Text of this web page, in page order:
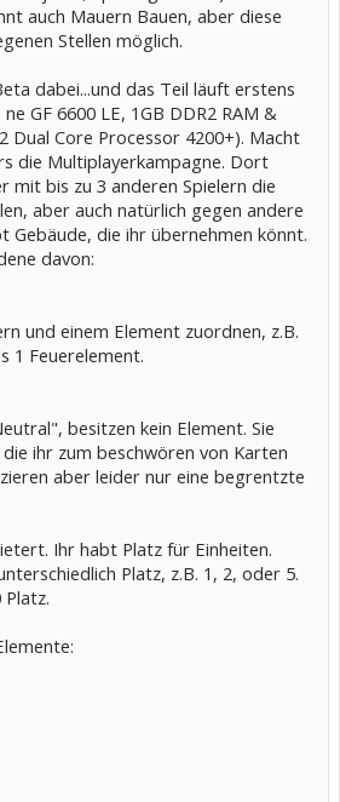
auch Mauern Bauen, aber diese
Stellen möglich.
dabei...und das Teil läuft erstens
GF 6600 LE, 1GB DDR2 RAM &
Dual Core Processor 4200+). Macht
die Multiplayerkampagne. Dort
mit bis zu 3 anderen Spielern die
aber auch natürlich gegen andere
Gebäude, die ihr übernehmen könnt.
davon:
und einem Element zuordnen, z.B.
1 Feuerelement.
besitzen kein Element. Sie
ihr zum beschwören von Karten
aber leider nur eine begrentzte
Ihr habt Platz für Einheiten.
Platz, z.B. 1, 2, oder 5.